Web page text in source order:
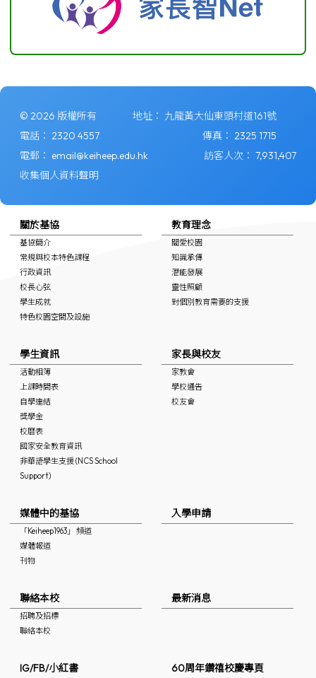
© 2026 版權所有 地址： 九龍黃大仙東頭村道161號
電話： 2320 4557 傳真： 2325 1715
電郵： email@keiheep.edu.hk 訪客人次： 7,931,407
收集個人資料聲明
關於基協
基協簡介
常規與校本特色課程
行政資訊
校長心弦
學生成就
特色校園空間及設施
教育理念
關愛校園
知識承傳
潛能發展
靈性照顧
對個別教育需要的支援
學生資訊
活動相簿
上課時間表
自學連結
獎學金
校曆表
國家安全教育資訊
非華語學生支援 (NCS School
Support)
家長與校友
家教會
學校通告
校友會
媒體中的基協
「Keiheep1963」 頻道
媒體報道
刊物
入學申請
聯絡本校
招聘及招標
聯絡本校
最新消息
IG/FB/小紅書 60周年鑽禧校慶專頁